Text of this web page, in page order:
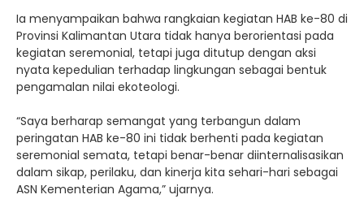
Ia menyampaikan bahwa rangkaian kegiatan HAB ke-80 di
Provinsi Kalimantan Utara tidak hanya berorientasi pada
kegiatan seremonial, tetapi juga ditutup dengan aksi
nyata kepedulian terhadap lingkungan sebagai bentuk
pengamalan nilai ekoteologi.
“Saya berharap semangat yang terbangun dalam
peringatan HAB ke-80 ini tidak berhenti pada kegiatan
seremonial semata, tetapi benar-benar diinternalisasikan
dalam sikap, perilaku, dan kinerja kita sehari-hari sebagai
ASN Kementerian Agama,” ujarnya.